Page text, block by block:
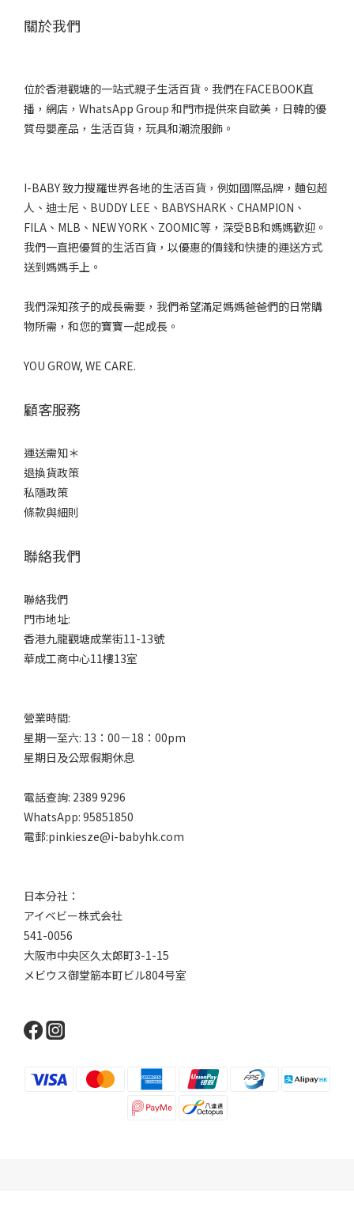
關於我們
位於香港觀塘的一站式親子生活百貨。我們在FACEBOOK直
播，網店，WhatsApp Group 和門市提供來自歐美，日韓的優
質母嬰產品，生活百貨，玩具和潮流服飾。
I-BABY 致力搜羅世界各地的生活百貨，例如國際品牌，麵包超
人、迪士尼、BUDDY LEE、BABYSHARK、CHAMPION、
FILA、MLB、NEW YORK、ZOOMIC等，深受BB和媽媽歡迎。
我們一直把優質的生活百貨，以優惠的價錢和快捷的運送方式
送到媽媽手上。
我們深知孩子的成長需要，我們希望滿足媽媽爸爸們的日常購
物所需，和您的寶寶一起成長。
YOU GROW, WE CARE.
顧客服務
運送需知＊
退換貨政策
私隱政策
條款與細則
聯絡我們
聯絡我們
門市地址:
香港九龍觀塘成業街11-13號
華成工商中心11樓13室
營業時間:
星期一至六: 13：00－18：00pm
星期日及公眾假期休息
電話查詢: 2389 9296
WhatsApp: 95851850
電郵:pinkiesze@i-babyhk.com
日本分社：
アイベビー株式会社
541-0056
大阪市中央区久太郎町3-1-15
メビウス御堂筋本町ビル804号室